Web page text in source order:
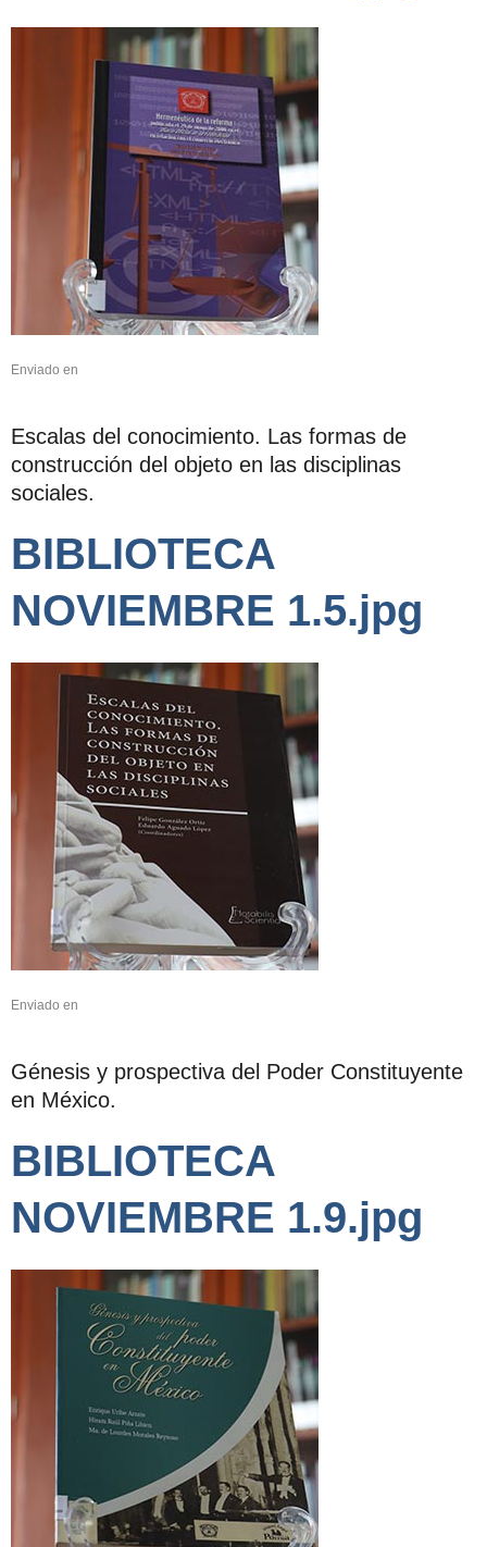
Enviado en
Escalas del conocimiento. Las formas de
construcción del objeto en las disciplinas
sociales.
BIBLIOTECA
NOVIEMBRE 1.5.jpg
Enviado en
Génesis y prospectiva del Poder Constituyente
en México.
BIBLIOTECA
NOVIEMBRE 1.9.jpg